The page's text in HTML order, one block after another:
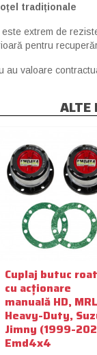
tradiționale
extrem de
pentru
au valoare
ALTE
Cuplaj butuc
cu acționare
manuală HD, MRL
Heavy-Duty,
Jimny (1999-
Emd4x4